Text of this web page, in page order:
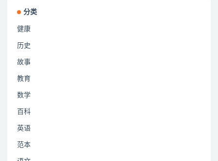
分类
健康
历史
故事
教育
数学
百科
英语
范本